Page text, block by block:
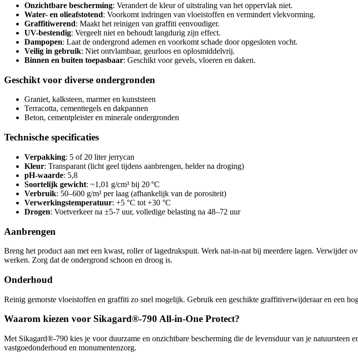
Onzichtbare bescherming: Verandert de kleur of uitstraling van het oppervlak niet.
Water- en olieafstotend: Voorkomt indringen van vloeistoffen en vermindert vlekvorming.
Graffitiwerend: Maakt het reinigen van graffiti eenvoudiger.
UV-bestendig: Vergeelt niet en behoudt langdurig zijn effect.
Dampopen: Laat de ondergrond ademen en voorkomt schade door opgesloten vocht.
Veilig in gebruik: Niet ontvlambaar, geurloos en oplosmiddelvrij.
Binnen en buiten toepasbaar: Geschikt voor gevels, vloeren en daken.
Geschikt voor diverse ondergronden
Graniet, kalksteen, marmer en kunststeen
Terracotta, cementtegels en dakpannen
Beton, cementpleister en minerale ondergronden
Technische specificaties
Verpakking: 5 of 20 liter jerrycan
Kleur: Transparant (licht geel tijdens aanbrengen, helder na droging)
pH-waarde: 5,8
Soortelijk gewicht: ~1,01 g/cm³ bij 20 °C
Verbruik: 50–600 g/m² per laag (afhankelijk van de porositeit)
Verwerkingstemperatuur: +5 °C tot +30 °C
Drogen: Voetverkeer na ±5-7 uur, volledige belasting na 48–72 uur
Aanbrengen
Breng het product aan met een kwast, roller of lagedrukspuit. Werk nat-in-nat bij meerdere lagen. Verwijder
werken. Zorg dat de ondergrond schoon en droog is.
Onderhoud
Reinig gemorste vloeistoffen en graffiti zo snel mogelijk. Gebruik een geschikte graffitiverwijderaar en een
Waarom kiezen voor Sikagard®-790 All-in-One Protect?
Met Sikagard®-790 kies je voor duurzame en onzichtbare bescherming die de levensduur van je natuursteen
vastgoedonderhoud en monumentenzorg.